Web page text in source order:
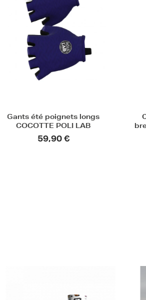
Cuissard de cyclisme à
bretelles femme - COMETE
POLI LAB